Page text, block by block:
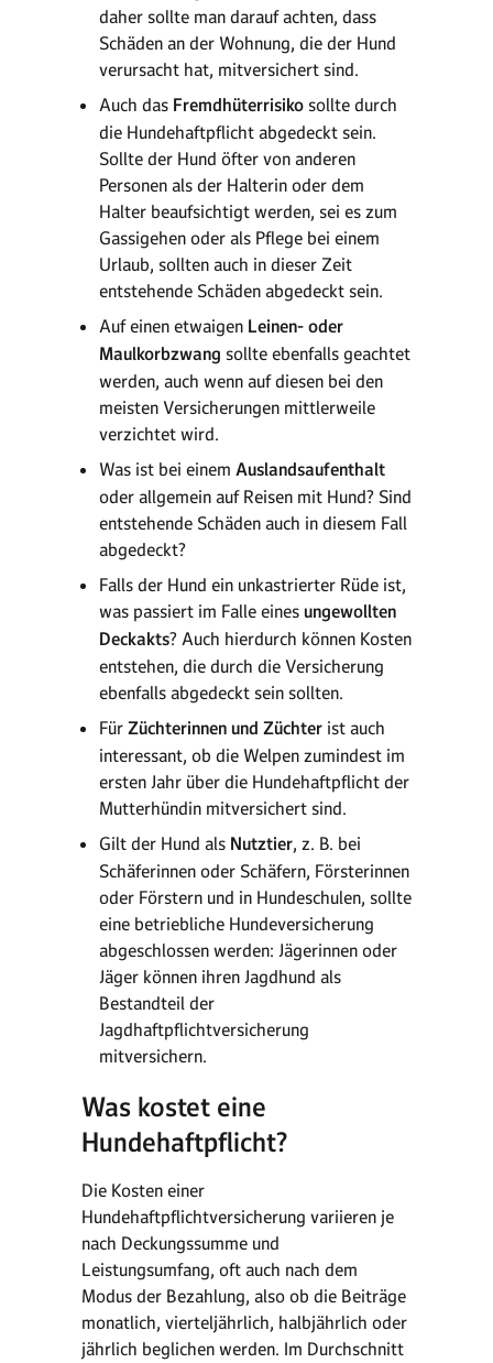
daher sollte man darauf achten, dass
Schäden an der Wohnung, die der Hund
verursacht hat, mitversichert sind.
Auch das Fremdhüterrisiko sollte durch
die Hundehaftpflicht abgedeckt sein.
Sollte der Hund öfter von anderen
Personen als der Halterin oder dem
Halter beaufsichtigt werden, sei es zum
Gassigehen oder als Pflege bei einem
Urlaub, sollten auch in dieser Zeit
entstehende Schäden abgedeckt sein.
Auf einen etwaigen Leinen- oder
Maulkorbzwang sollte ebenfalls geachtet
werden, auch wenn auf diesen bei den
meisten Versicherungen mittlerweile
verzichtet wird.
Was ist bei einem Auslandsaufenthalt
oder allgemein auf Reisen mit Hund? Sind
entstehende Schäden auch in diesem Fall
abgedeckt?
Falls der Hund ein unkastrierter Rüde ist,
was passiert im Falle eines ungewollten
Deckakts? Auch hierdurch können Kosten
entstehen, die durch die Versicherung
ebenfalls abgedeckt sein sollten.
Für Züchterinnen und Züchter ist auch
interessant, ob die Welpen zumindest im
ersten Jahr über die Hundehaftpflicht der
Mutterhündin mitversichert sind.
Gilt der Hund als Nutztier, z. B. bei
Schäferinnen oder Schäfern, Försterinnen
oder Förstern und in Hundeschulen, sollte
eine betriebliche Hundeversicherung
abgeschlossen werden: Jägerinnen oder
Jäger können ihren Jagdhund als
Bestandteil der
Jagdhaftpflichtversicherung
mitversichern.
Was kostet eine
Hundehaftpflicht?
Die Kosten einer
Hundehaftpflichtversicherung variieren je
nach Deckungssumme und
Leistungsumfang, oft auch nach dem
Modus der Bezahlung, also ob die Beiträge
monatlich, vierteljährlich, halbjährlich oder
jährlich beglichen werden. Im Durchschnitt